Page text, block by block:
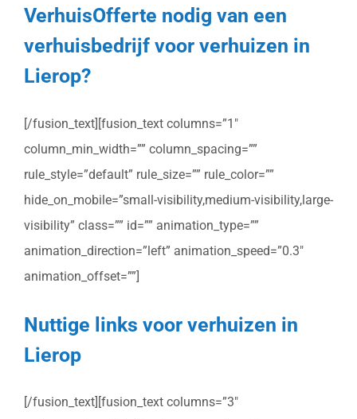
VerhuisOfferte nodig van een
verhuisbedrijf voor verhuizen in
Lierop?
[/fusion_text][fusion_text columns=”1″
column_min_width=”” column_spacing=””
rule_style=”default” rule_size=”” rule_color=””
hide_on_mobile=”small-visibility,medium-visibility,large-
visibility” class=”” id=”” animation_type=””
animation_direction=”left” animation_speed=”0.3″
animation_offset=””]
Nuttige links voor verhuizen in
Lierop
[/fusion_text][fusion_text columns=”3″